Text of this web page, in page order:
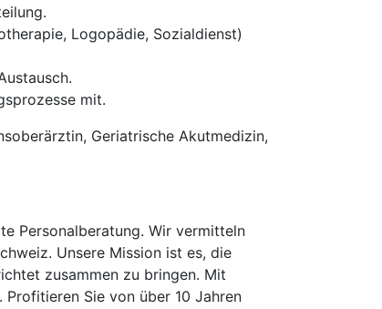
Logopädie, Sozialdienst)
mit.
Geriatrische Akutmedizin,
Personalberatung. Wir vermitteln
Unsere Mission ist es, die
zusammen zu bringen. Mit
Sie von über 10 Jahren